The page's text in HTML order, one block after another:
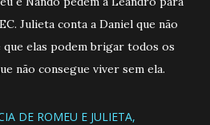
Julieta conta a Daniel que não
elas podem brigar todos os
não consegue viver sem ela.
DE ROMEU E JULIETA